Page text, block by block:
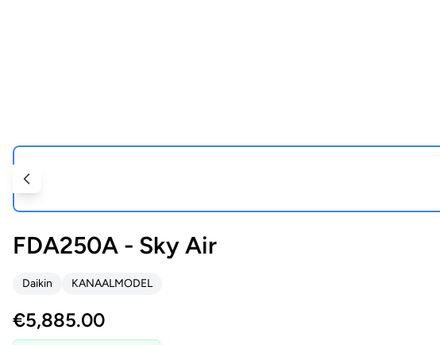
FDA250A - Sky Air
Daikin KANAALMODEL
€5,885.00